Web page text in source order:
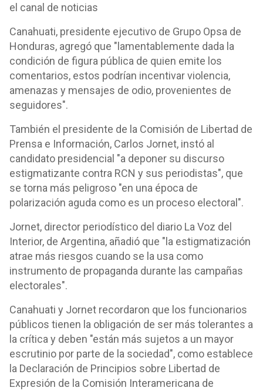
el canal de noticias
Canahuati, presidente ejecutivo de Grupo Opsa de
Honduras, agregó que "lamentablemente dada la
condición de figura pública de quien emite los
comentarios, estos podrían incentivar violencia,
amenazas y mensajes de odio, provenientes de
seguidores".
También el presidente de la Comisión de Libertad de
Prensa e Información, Carlos Jornet, instó al
candidato presidencial "a deponer su discurso
estigmatizante contra RCN y sus periodistas", que
se torna más peligroso "en una época de
polarización aguda como es un proceso electoral".
Jornet, director periodístico del diario La Voz del
Interior, de Argentina, añadió que "la estigmatización
atrae más riesgos cuando se la usa como
instrumento de propaganda durante las campañas
electorales".
Canahuati y Jornet recordaron que los funcionarios
públicos tienen la obligación de ser más tolerantes a
la crítica y deben "están más sujetos a un mayor
escrutinio por parte de la sociedad", como establece
la Declaración de Principios sobre Libertad de
Expresión de la Comisión Interamericana de